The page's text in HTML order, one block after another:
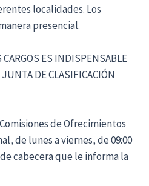
localidades. Los
presencial.
CARGOS ES INDISPENSABLE
DE CLASIFICACIÓN
de Ofrecimientos
de lunes a viernes, de 09:00
de cabecera que le informa la